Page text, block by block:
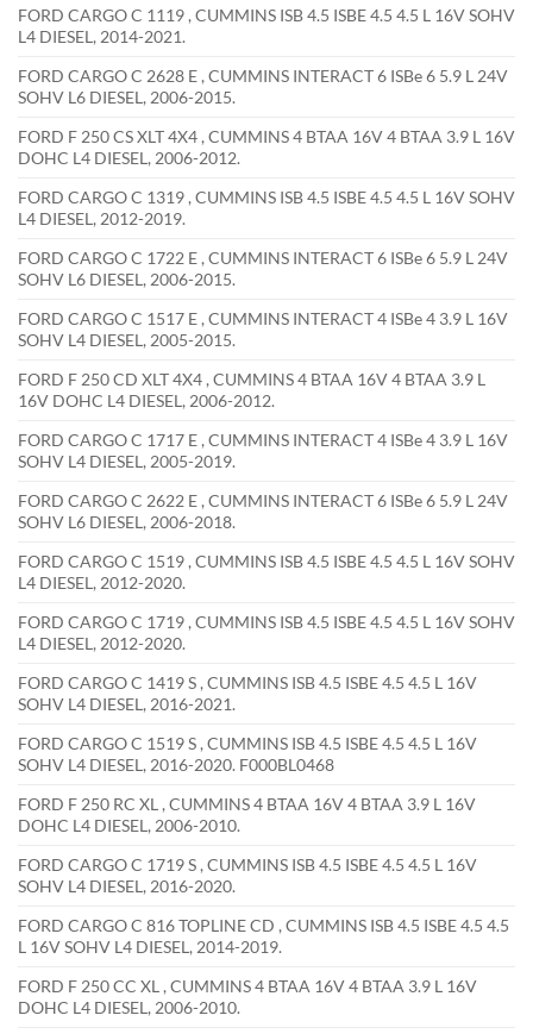
FORD CARGO C 1119 , CUMMINS ISB 4.5 ISBE 4.5 4.5 L 16V SOHV
L4 DIESEL, 2014-2021.
FORD CARGO C 2628 E , CUMMINS INTERACT 6 ISBe 6 5.9 L 24V
SOHV L6 DIESEL, 2006-2015.
FORD F 250 CS XLT 4X4 , CUMMINS 4 BTAA 16V 4 BTAA 3.9 L 16V
DOHC L4 DIESEL, 2006-2012.
FORD CARGO C 1319 , CUMMINS ISB 4.5 ISBE 4.5 4.5 L 16V SOHV
L4 DIESEL, 2012-2019.
FORD CARGO C 1722 E , CUMMINS INTERACT 6 ISBe 6 5.9 L 24V
SOHV L6 DIESEL, 2006-2015.
FORD CARGO C 1517 E , CUMMINS INTERACT 4 ISBe 4 3.9 L 16V
SOHV L4 DIESEL, 2005-2015.
FORD F 250 CD XLT 4X4 , CUMMINS 4 BTAA 16V 4 BTAA 3.9 L
16V DOHC L4 DIESEL, 2006-2012.
FORD CARGO C 1717 E , CUMMINS INTERACT 4 ISBe 4 3.9 L 16V
SOHV L4 DIESEL, 2005-2019.
FORD CARGO C 2622 E , CUMMINS INTERACT 6 ISBe 6 5.9 L 24V
SOHV L6 DIESEL, 2006-2018.
FORD CARGO C 1519 , CUMMINS ISB 4.5 ISBE 4.5 4.5 L 16V SOHV
L4 DIESEL, 2012-2020.
FORD CARGO C 1719 , CUMMINS ISB 4.5 ISBE 4.5 4.5 L 16V SOHV
L4 DIESEL, 2012-2020.
FORD CARGO C 1419 S , CUMMINS ISB 4.5 ISBE 4.5 4.5 L 16V
SOHV L4 DIESEL, 2016-2021.
FORD CARGO C 1519 S , CUMMINS ISB 4.5 ISBE 4.5 4.5 L 16V
SOHV L4 DIESEL, 2016-2020. F000BL0468
FORD F 250 RC XL , CUMMINS 4 BTAA 16V 4 BTAA 3.9 L 16V
DOHC L4 DIESEL, 2006-2010.
FORD CARGO C 1719 S , CUMMINS ISB 4.5 ISBE 4.5 4.5 L 16V
SOHV L4 DIESEL, 2016-2020.
FORD CARGO C 816 TOPLINE CD , CUMMINS ISB 4.5 ISBE 4.5 4.5
L 16V SOHV L4 DIESEL, 2014-2019.
FORD F 250 CC XL , CUMMINS 4 BTAA 16V 4 BTAA 3.9 L 16V
DOHC L4 DIESEL, 2006-2010.